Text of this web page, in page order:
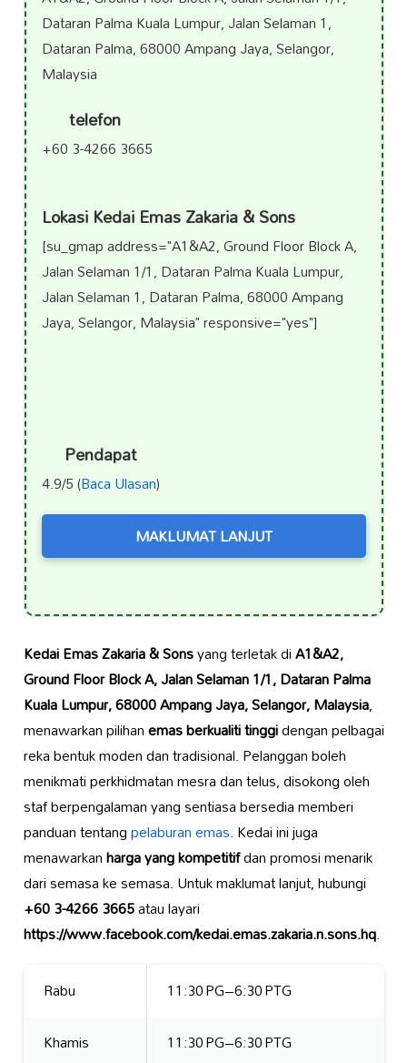
Dataran Palma Kuala Lumpur, Jalan Selaman 1,
Dataran Palma, 68000 Ampang Jaya, Selangor,
Malaysia
telefon
+60 3-4266 3665
Lokasi Kedai Emas Zakaria & Sons
[su_gmap address="A1&A2, Ground Floor Block A,
Jalan Selaman 1/1, Dataran Palma Kuala Lumpur,
Jalan Selaman 1, Dataran Palma, 68000 Ampang
Jaya, Selangor, Malaysia" responsive="yes"]
Pendapat
4.9/5 (Baca Ulasan)
MAKLUMAT LANJUT
Kedai Emas Zakaria & Sonsyang terletak diA1&A2,
Ground Floor Block A, Jalan Selaman 1/1, Dataran Palma
Kuala Lumpur, 68000 Ampang Jaya, Selangor, Malaysia,
menawarkan pilihanemas berkualiti tinggidengan pelbagai
reka bentuk moden dan tradisional. Pelanggan boleh
menikmati perkhidmatan mesra dan telus, disokong oleh
staf berpengalaman yang sentiasa bersedia memberi
panduan tentangpelaburan emas. Kedai ini juga
menawarkanharga yang kompetitifdan promosi menarik
dari semasa ke semasa. Untuk maklumat lanjut, hubungi
+60 3-4266 3665atau layari
https://www.facebook.com/kedai.emas.zakaria.n.sons.hq.
Rabu
11:30 PG–6:30 PTG
Khamis
11:30 PG–6:30 PTG